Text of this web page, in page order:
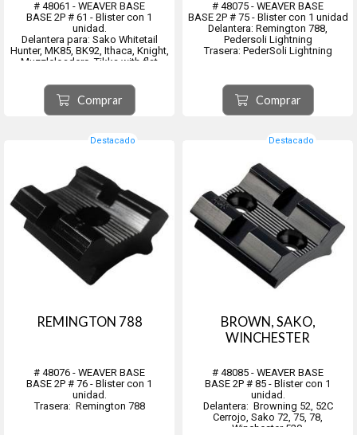
# 48061 - WEAVER BASE
BASE 2P # 61 - Blister con 1
unidad.
Delantera para: Sako Whitetail
Hunter, MK85, BK92, Ithaca, Knight,
Muzzleloaders, Tikka with flat
Receivers,Shilen
Trasera para: Sako, Tikka, Savage
10, 12, and 16 (short actions);
Striker; Pstl; 510,...
Comprar
# 48075 - WEAVER BASE
BASE 2P # 75 - Blister con 1 unidad
Delantera: Remington 788,
Pedersoli Lightning
Trasera: PederSoli Lightning
Comprar
Destacado
REMINGTON 788
# 48076 - WEAVER BASE
BASE 2P # 76 - Blister con 1
unidad.
Trasera: Remington 788
Destacado
BROWN, SAKO,
WINCHESTER
# 48085 - WEAVER BASE
BASE 2P # 85 - Blister con 1
unidad.
Delantera: Browning 52, 52C
Cerrojo, Sako 72, 75, 78,
Winchester 520.